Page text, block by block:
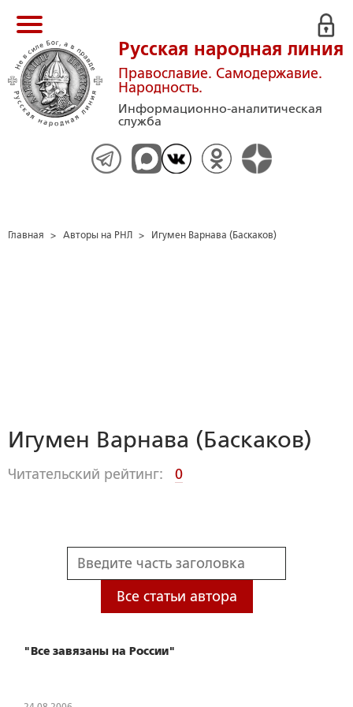
Русская народная линия
Православие. Самодержавие.
Народность.
Информационно-аналитическая
служба
Главная > Авторы на РНЛ > Игумен Варнава (Баскаков)
Игумен Варнава (Баскаков)
Читательский рейтинг: 0
Все статьи автора
"Все завязаны на России"